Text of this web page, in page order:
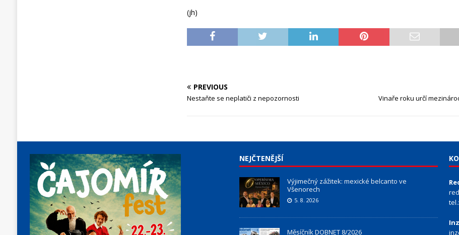
(jh)
PREVIOUS
Nestaňte se neplatiči z nepozornosti Vinaře roku určí
NEJČTENĚJŠÍ
Výjimečný zážitek: mexické belcanto ve
Všenorech
5. 8. 2026
Měsíčník DOBNET 8/2026